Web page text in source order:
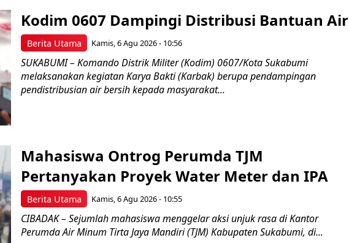
Berita Utama
Kodim 0607 Dampingi Distribusi Bantuan Air
Kamis, 6 Agu 2026 - 10:56
SUKABUMI – Komando Distrik Militer (Kodim) 0607/Kota Sukabumi
melaksanakan kegiatan Karya Bakti (Karbak) berupa pendampingan
pendistribusian air bersih kepada masyarakat...
Berita Utama
Mahasiswa Ontrog Perumda TJM
Pertanyakan Proyek Water Meter dan IPA
Kamis, 6 Agu 2026 - 10:55
CIBADAK – Sejumlah mahasiswa menggelar aksi unjuk rasa di Kantor
Perumda Air Minum Tirta Jaya Mandiri (TJM) Kabupaten Sukabumi, di...